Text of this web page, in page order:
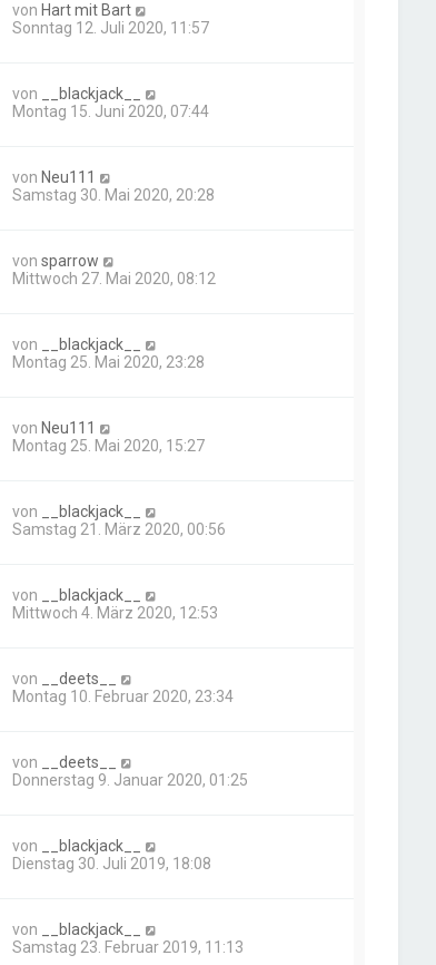
von Hart mit Bart
Sonntag 12. Juli 2020, 11:57
von
__blackjack__
Montag 15. Juni 2020, 07:44
von Neu111
Samstag 30. Mai 2020, 20:28
vonsparrow
Mittwoch 27. Mai 2020, 08:12
von
__blackjack__
Montag 25. Mai 2020, 23:28
von Neu111
Montag 25. Mai 2020, 15:27
von
__blackjack__
Samstag 21. März 2020, 00:56
von
__blackjack__
Mittwoch 4. März 2020, 12:53
von
__deets__
Montag 10. Februar 2020, 23:34
von
__deets__
Donnerstag 9. Januar 2020, 01:25
von
__blackjack__
Dienstag 30. Juli 2019, 18:08
von
__blackjack__
Samstag 23. Februar 2019, 11:13